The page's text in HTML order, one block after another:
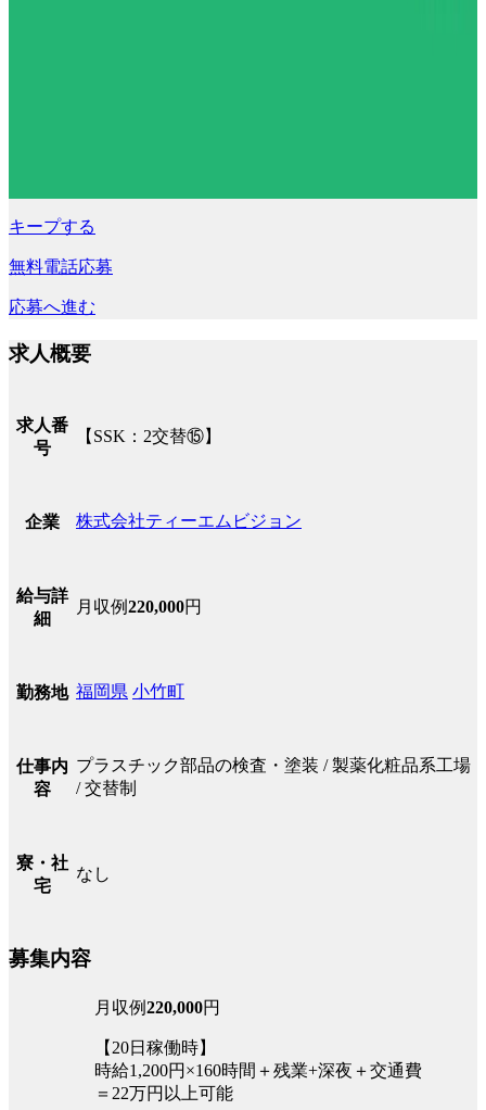
キープする
無料電話応募
応募へ進む
求人概要
求人番
号
【SSK：2交替⑮】
企業 株式会社ティーエムビジョン
給与詳
細
月収例220,000円
勤務地 福岡県 小竹町
仕事内
容
プラスチック部品の検査・塗装 / 製薬化粧品系工場
/ 交替制
寮・社
宅
なし
募集内容
月収例220,000円
【20日稼働時】
時給1,200円×160時間＋残業+深夜＋交通費
＝22万円以上可能